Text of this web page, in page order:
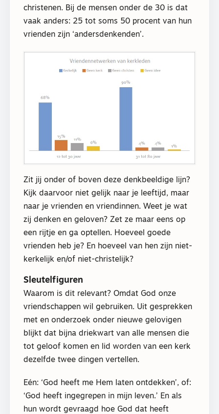
christenen. Bij de mensen onder de 30 is dat
vaak anders: 25 tot soms 50 procent van hun
vrienden zijn ‘andersdenkenden’.
Zit jij onder of boven deze denkbeeldige lijn?
Kijk daarvoor niet gelijk naar je leeftijd, maar
naar je vrienden en vriendinnen. Weet je wat
zij denken en geloven? Zet ze maar eens op
een rijtje en ga optellen. Hoeveel goede
vrienden heb je? En hoeveel van hen zijn niet-
kerkelijk en/of niet-christelijk?
Sleutelfiguren
Waarom is dit relevant? Omdat God onze
vriendschappen wil gebruiken. Uit gesprekken
met en onderzoek onder nieuwe gelovigen
blijkt dat bijna driekwart van alle mensen die
tot geloof komen en lid worden van een kerk
dezelfde twee dingen vertellen.
Eén: ‘God heeft me Hem laten ontdekken’, of:
‘God heeft ingegrepen in mijn leven.’ En als
hun wordt gevraagd hoe God dat heeft